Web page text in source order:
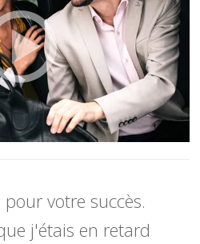
votre succès.
j'étais en retard